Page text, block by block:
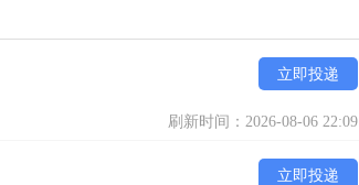
立即投递
刷新时间：2026-08-06 22:09
立即投递